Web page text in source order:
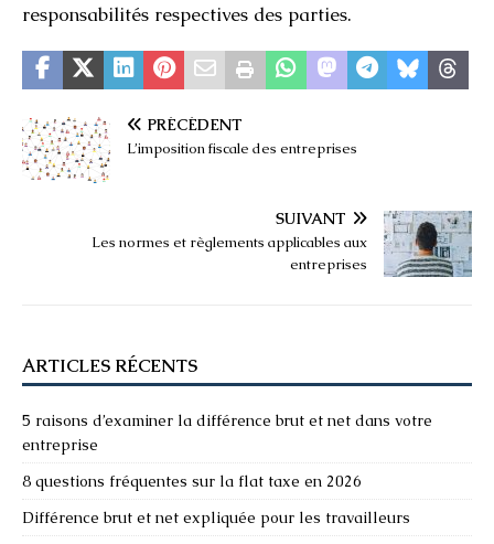
responsabilités respectives des parties.
PRÉCÉDENT
L’imposition fiscale des entreprises
SUIVANT
Les normes et règlements applicables aux
entreprises
ARTICLES RÉCENTS
5 raisons d’examiner la différence brut et net dans votre
entreprise
8 questions fréquentes sur la flat taxe en 2026
Différence brut et net expliquée pour les travailleurs